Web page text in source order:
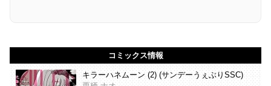
コミックス情報
キラーハネムーン (2) (サンデーうぇぶりSSC)